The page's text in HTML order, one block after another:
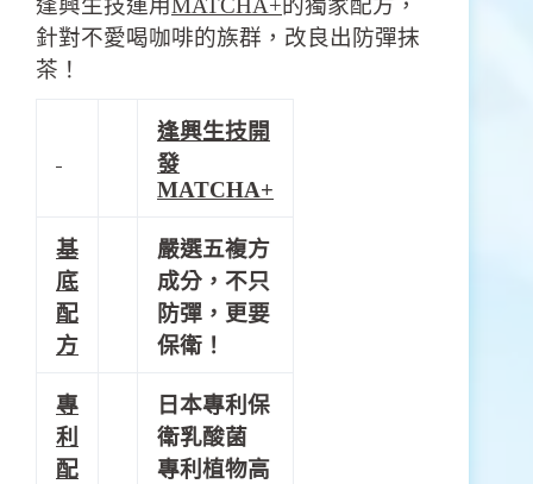
逢興生技運用MATCHA+的獨家配方，
針對不愛喝咖啡的族群，改良出防彈抹
茶！
逢興生技開
發
MATCHA+
基
底
配
方
嚴選五複方
成分， 不只
防彈，更要
保衛！
專
利
配
日本專利保
衛乳酸菌
專利植物高